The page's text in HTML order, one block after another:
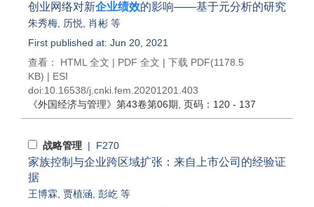
创业网络对新企业绩效的影响——基于元分析的研究
朱秀梅 历悦 肖彬 等
First published at: Jun 20, 2021
查看： HTML 全文 | PDF 全文 | 下载 PDF(1178.5
KB) | ESI
doi:10.16538/j.cnki.fem.20201201.403
《外国经济与管理》 第43卷第06期 , 页码：120 - 137
战略管理 | F270
家族控制与企业跨区域扩张：来自上市公司的经验证
据
王博霖 贾植涵 彭屹 等